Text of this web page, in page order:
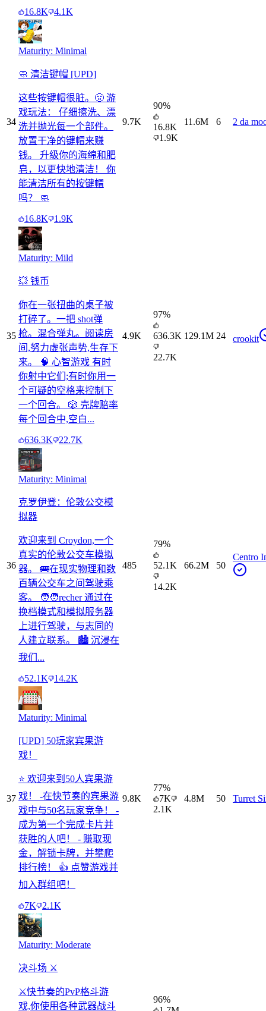
16.8K 4.1K
34
Maturity: Minimal
🧼 清洁键帽 [UPD]
这些按键帽很脏。🤢 游
戏玩法： 仔细擦洗、漂
洗并抛光每一个部件。
放置干净的键帽来赚
钱。 升级你的海绵和肥
皂，以更快地清洁！ 你
能清洁所有的按键帽
吗？ 🧼
16.8K 1.9K
9.7K
90%
16.8K
1.9K
11.6M 6 2 da
35
Maturity: Mild
💥 钱币
你在一张扭曲的桌子被
打碎了。一把 shot弹
枪。混合弹丸。阅读房
间,努力虚张声势,生存下
来。 🧠 心智游戏 有时
你射中它们;有时你用一
个可疑的空格来控制下
一个回合。 🎲 壳牌赔率
每个回合中,空白...
636.3K 22.7K
4.9K
97%
636.3K
22.7K
129.1M 24 crookit
36
Maturity: Minimal
克罗伊登：伦敦公交模
拟器
欢迎来到 Croydon,一个
真实的伦敦公交车模拟
器。 🚌在现实物理和数
百辆公交车之间驾驶乘
客。 🧑‍🧑‍recher 通过在
换档模式和模拟服务器
上进行驾驶，与志同的
人建立联系。 🏙️ 沉浸在
我们...
52.1K 14.2K
485
79%
52.1K
14.2K
66.2M 50
Centro
37
Maturity: Minimal
[UPD] 50玩家宾果游
戏！
⭐ 欢迎来到50人宾果游
戏！ -在快节奏的宾果游
戏中与50名玩家竞争！ -
成为第一个完成卡片并
获胜的人吧！ - 赚取现
金，解锁卡牌，并攀爬
排行榜！ 👍 点赞游戏并
加入群组吧！
7K 2.1K
9.8K
77%
7K
2.1K
4.8M 50 Turret
Maturity: Moderate
决斗场 ⚔️
⚔️快节奏的PvP格斗游
戏,你使用各种武器战斗
96%